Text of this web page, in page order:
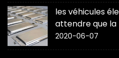
les véhicules
attendre que
conducteurs «
2020-06-07